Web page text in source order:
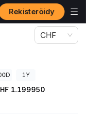
Rekisteröidy
CHF
1Y
1.199950